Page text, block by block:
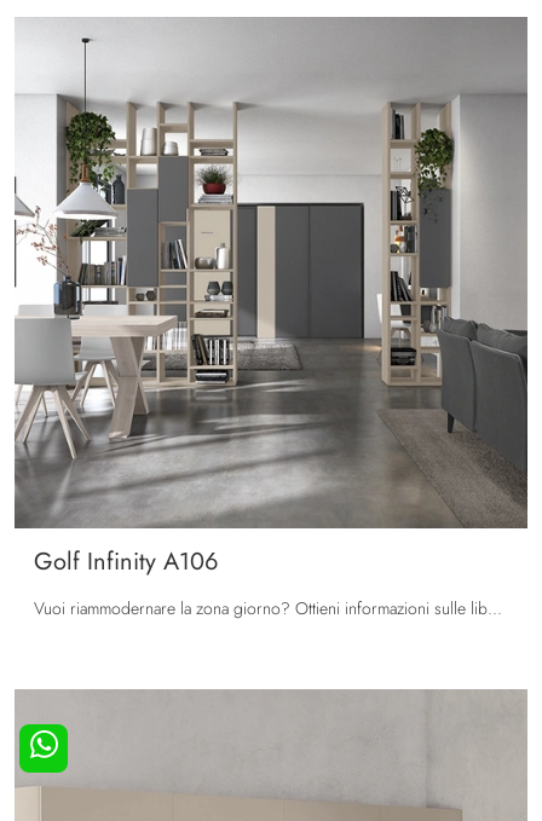
Golf Infinity A106
Vuoi riammodernare la zona giorno? Ottieni informazioni sulle librerie moderne divisorie e arreda i tuoi spazi con il modello Golf Infinity A106.